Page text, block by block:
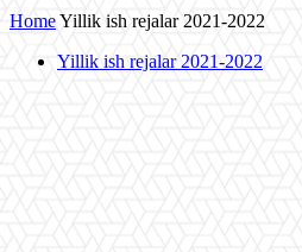
HomeYillik ish rejalar 2021-2022
Yillik ish rejalar 2021-2022